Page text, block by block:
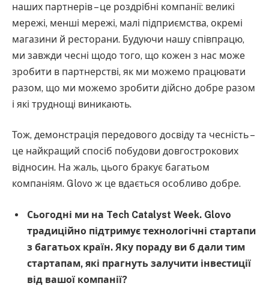
наших партнерів – це роздрібні компанії: великі
мережі, менші мережі, малі підприємства, окремі
магазини й ресторани. Будуючи нашу співпрацю,
ми завжди чесні щодо того, що кожен з нас може
зробити в партнерстві, як ми можемо працювати
разом, що ми можемо зробити дійсно добре разом
і які труднощі виникають.
Тож, демонстрація передового досвіду та чесність –
це найкращий спосіб побудови довгострокових
відносин. На жаль, цього бракує багатьом
компаніям. Glovo ж це вдається особливо добре.
Сьогодні ми на Tech Catalyst Week. Glovo
традиційно підтримує технологічні стартапи
з багатьох країн. Яку пораду ви б дали тим
стартапам, які прагнуть залучити інвестиції
від вашої компанії?